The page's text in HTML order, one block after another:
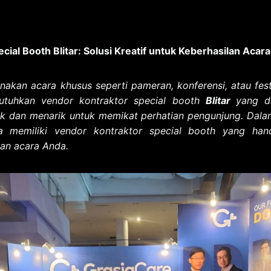
Booth Blitar: Solusi Kreatif untuk Keberhasilan
acara khusus seperti pameran, konferensi, atau
vendor kontraktor special booth Blitar yang
dan menarik untuk memikat perhatian pengunjung.
memiliki vendor kontraktor special booth yang
acara Anda.